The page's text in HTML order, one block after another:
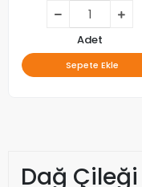
Adet
Sepete Ekle
Dağ Çileği